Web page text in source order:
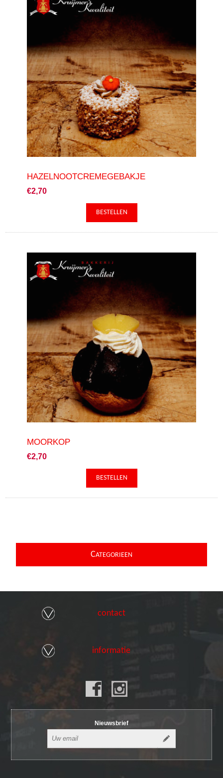
HAZELNOOTCREMEGEBAKJE
€2,70
MOORKOP
€2,70
CATEGORIEEN
contact
informatie
Nieuwsbrief